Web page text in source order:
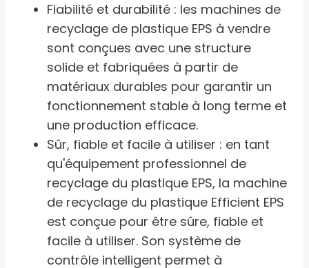
Fiabilité et durabilité : les machines de
recyclage de plastique EPS à vendre
sont conçues avec une structure
solide et fabriquées à partir de
matériaux durables pour garantir un
fonctionnement stable à long terme et
une production efficace.
Sûr, fiable et facile à utiliser : en tant
qu'équipement professionnel de
recyclage du plastique EPS, la machine
de recyclage du plastique Efficient EPS
est conçue pour être sûre, fiable et
facile à utiliser. Son système de
contrôle intelligent permet à